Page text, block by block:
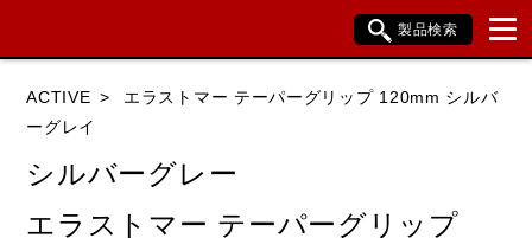
製品検索
HONDA YAMAHA SUZUKI
ACTIVE
エラストマー テーパーグリップ 120mm シルバ
ーグレイ
シルバーグレー
エラストマー テーパーグリップ